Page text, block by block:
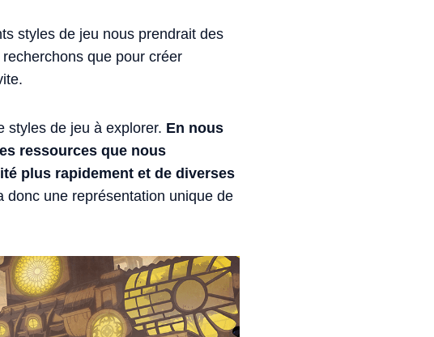
styles de jeu nous prendrait des
que pour créer
styles de jeu à explorer. En nous
ressources que nous
plus rapidement et de diverses
donc une représentation unique de